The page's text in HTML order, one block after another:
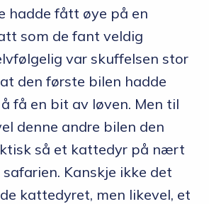
hadde fått øye på en
som de fant veldig
var skuffelsen stor
den første bilen hadde
få en bit av løven. Men til
denne andre bilen den
så et kattedyr på nært
Kanskje ikke det
kattedyret, men likevel, et